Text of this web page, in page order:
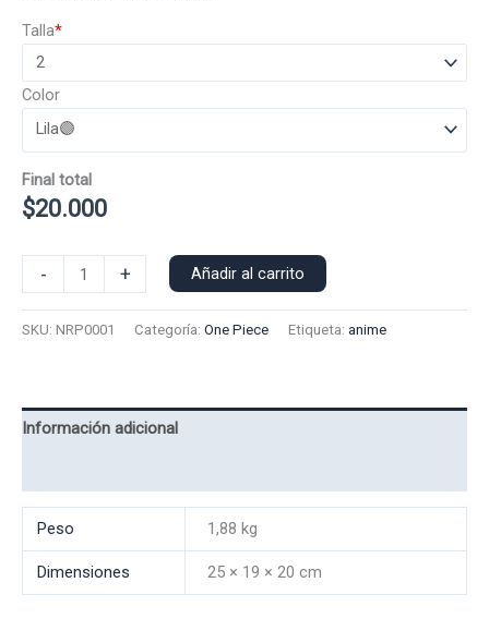
*
Talla
Color
Final total
$20.000
-
Polo
+ Añadir al carrito
SKU: NRP0001 Categoría: One Piece Etiqueta: anime
Información adicional
Peso 1,88 kg
Dimensiones 25 × 19 × 20 cm